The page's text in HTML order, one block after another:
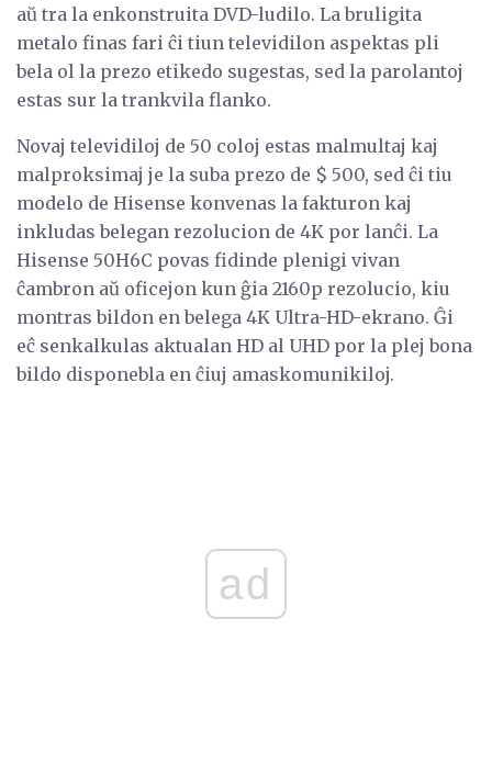
aŭ tra la enkonstruita DVD-ludilo. La bruligita
metalo finas fari ĉi tiun televidilon aspektas pli
bela ol la prezo etikedo sugestas, sed la parolantoj
estas sur la trankvila flanko.
Novaj televidiloj de 50 coloj estas malmultaj kaj
malproksimaj je la suba prezo de $ 500, sed ĉi tiu
modelo de Hisense konvenas la fakturon kaj
inkludas belegan rezolucion de 4K por lanĉi. La
Hisense 50H6C povas fidinde plenigi vivan
ĉambron aŭ oficejon kun ĝia 2160p rezolucio, kiu
montras bildon en belega 4K Ultra-HD-ekrano. Ĝi
eĉ senkalkulas aktualan HD al UHD por la plej bona
bildo disponebla en ĉiuj amaskomunikiloj.
ad